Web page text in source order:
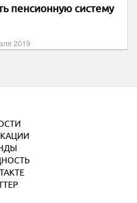
пенсионную систему
2019